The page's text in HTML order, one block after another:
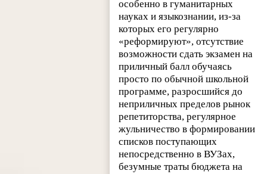
особенно в гуманитарных
науках и языкознании, из-за
которых его регулярно
«реформируют», отсутствие
возможности сдать экзамен на
приличный балл обучаясь
просто по обычной школьной
программе, разросшийся до
неприличных пределов рынок
репетиторства, регулярное
жульничество в формировании
списков поступающих
непосредственно в ВУЗах,
безумные траты бюджета на